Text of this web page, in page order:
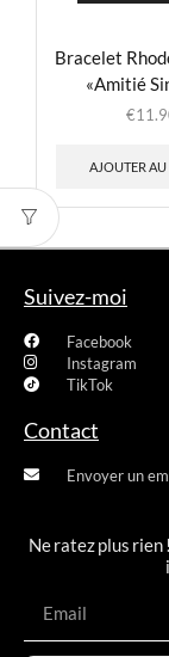
Bracelet
«Amitié
€
AJOUTER AU
Suivez-moi
Facebook
Instagram
TikTok
Contact
Envoyer un
Ne ratez plus rien